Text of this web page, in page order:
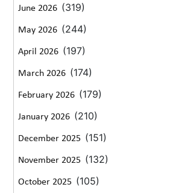
June 2026 (319)
May 2026 (244)
April 2026 (197)
March 2026 (174)
February 2026 (179)
January 2026 (210)
December 2025 (151)
November 2025 (132)
October 2025 (105)